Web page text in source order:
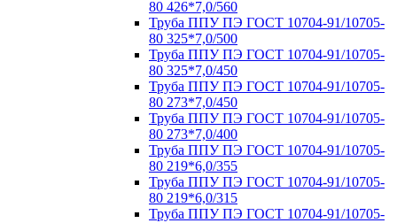
80 426*7,0/560
Труба ППУ ПЭ ГОСТ 10704-91/10705-
80 325*7,0/500
Труба ППУ ПЭ ГОСТ 10704-91/10705-
80 325*7,0/450
Труба ППУ ПЭ ГОСТ 10704-91/10705-
80 273*7,0/450
Труба ППУ ПЭ ГОСТ 10704-91/10705-
80 273*7,0/400
Труба ППУ ПЭ ГОСТ 10704-91/10705-
80 219*6,0/355
Труба ППУ ПЭ ГОСТ 10704-91/10705-
80 219*6,0/315
Труба ППУ ПЭ ГОСТ 10704-91/10705-